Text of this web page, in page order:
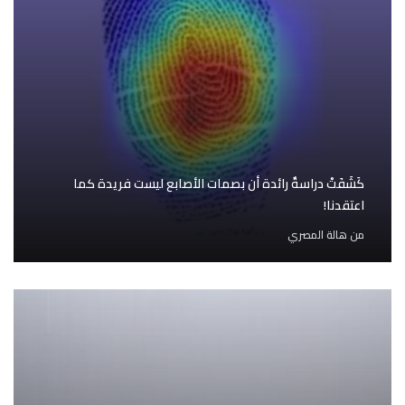
كَشَفَتْ دراسةٌ رائدة أن بصمات الأصابع ليست فريدة كما
اعتقدنا!
من هالة المصري